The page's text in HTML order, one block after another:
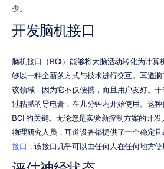
少。
开发脑机接口
脑机接口（BCI）能够将大脑活动转化为计算
够以一种全新的方式与技术进行交互。耳道
该领域，因为它不仅便携，而且用户友好。
过粘腻的导电膏，在几分钟内开始使用。这
BCI 的关键。无论您是实验新控制方案的开
物理研究人员，耳道设备都提供了一个稳定
接口 ，该接口几乎可以由任何人在任何地方使